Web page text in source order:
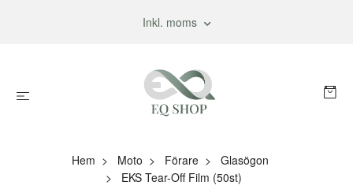
Inkl. moms
Hem Moto Förare
Glasögon
EKS Tear-Off Film (50st)